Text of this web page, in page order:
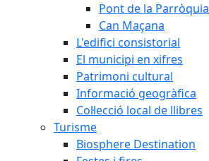
Pont de la Parròquia
Can Maçana
L'edifici consistorial
El municipi en xifres
Patrimoni cultural
Informació geogràfica
Col·lecció local de llibres
Turisme
Biosphere Destination